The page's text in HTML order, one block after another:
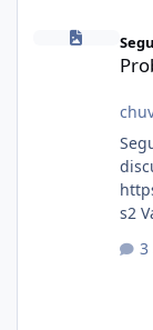
Problema de
s2